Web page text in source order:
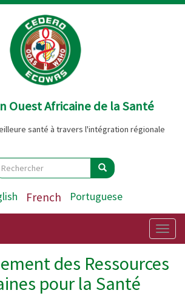
Ouest Africaine de la Santé
santé à travers l'intégration régionale
Rechercher
French Portuguese
des Ressources
pour la Santé